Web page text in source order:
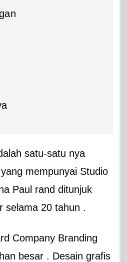
satu-satu nya
mempunyai Studio
Paul rand ditunjuk
selama 20 tahun .
Company Branding
besar . Desain grafis